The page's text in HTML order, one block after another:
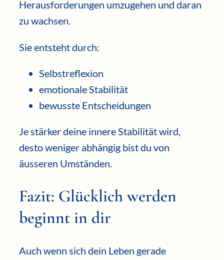
Herausforderungen umzugehen und daran
zu wachsen.
Sie entsteht durch:
Selbstreflexion
emotionale Stabilität
bewusste Entscheidungen
Je stärker deine innere Stabilität wird,
desto weniger abhängig bist du von
äusseren Umständen.
Fazit: Glücklich werden
beginnt in dir
Auch wenn sich dein Leben gerade